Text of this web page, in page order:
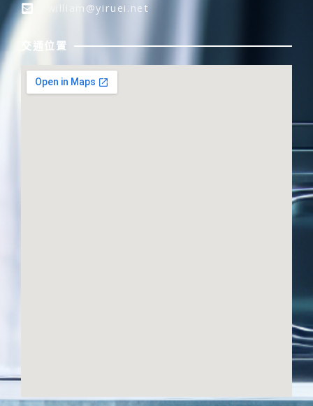
william@yiruei.net
交通位置